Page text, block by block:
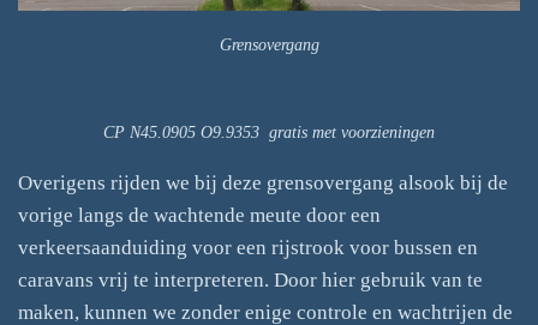
Grensovergang
CP N45.0905 O9.9353 gratis met voorzieningen
Overigens rijden we bij deze grensovergang alsook bij de
vorige langs de wachtende meute door een
verkeersaanduiding voor een rijstrook voor bussen en
caravans vrij te interpreteren. Door hier gebruik van te
maken, kunnen we zonder enige controle en wachtrijen de